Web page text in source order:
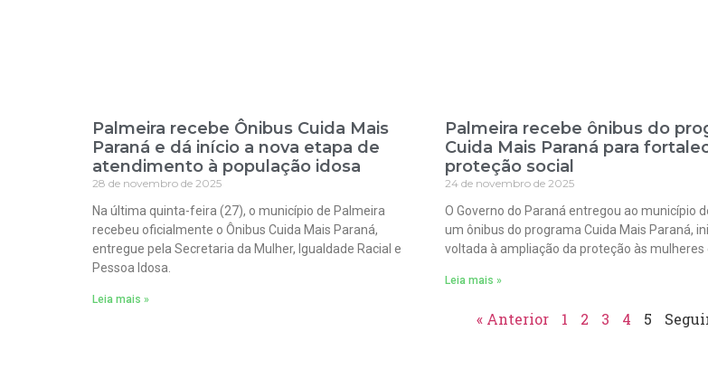
Palmeira recebe Ônibus Cuida Mais
Paraná e dá início a nova etapa de
atendimento à população idosa
28 de novembro de 2025
Na última quinta-feira (27), o município de Palmeira
recebeu oficialmente o Ônibus Cuida Mais Paraná,
entregue pela Secretaria da Mulher, Igualdade Racial e
Pessoa Idosa.
Leia mais »
Palmeira recebe ônibus do
Cuida Mais Paraná para
proteção social
24 de novembro de 2025
O Governo do Paraná entregou ao município
um ônibus do programa Cuida Mais Paraná,
voltada à ampliação da proteção às mulheres
Leia mais »
« Anterior 1 2 3 4 5